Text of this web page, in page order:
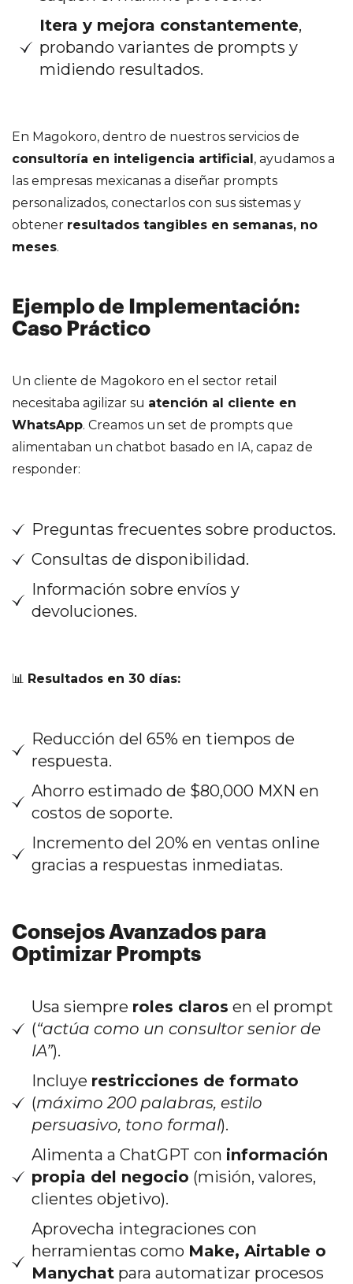
Itera y mejora constantemente,
probando variantes de prompts y
midiendo resultados.
En Magokoro, dentro de nuestros servicios de
consultoría en inteligencia artificial , ayudamos a
las empresas mexicanas a diseñar prompts
personalizados, conectarlos con sus sistemas y
obtener resultados tangibles en semanas, no
meses.
Ejemplo de Implementación:
Caso Práctico
Un cliente de Magokoro en el sector retail
necesitaba agilizar su atención al cliente en
WhatsApp. Creamos un set de prompts que
alimentaban un chatbot basado en IA, capaz de
responder:
Preguntas frecuentes sobre productos.
Consultas de disponibilidad.
Información sobre envíos y
devoluciones.
📊 Resultados en 30 días:
Reducción del 65% en tiempos de
respuesta.
Ahorro estimado de $80,000 MXN en
costos de soporte.
Incremento del 20% en ventas online
gracias a respuestas inmediatas.
Consejos Avanzados para
Optimizar Prompts
Usa siempre roles claros en el prompt
(“actúa como un consultor senior de
IA”).
Incluye restricciones de formato
(máximo 200 palabras, estilo
persuasivo, tono formal).
Alimenta a ChatGPT con información
propia del negocio (misión, valores,
clientes objetivo).
Aprovecha integraciones con
herramientas como Make, Airtable o
Manychat para automatizar procesos